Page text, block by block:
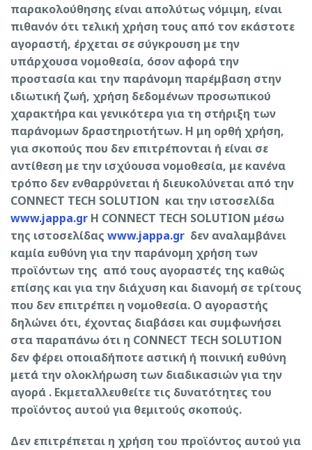
παρακολούθησης είναι απολύτως νόμιμη, είναι
πιθανόν ότι τελική χρήση τους από τον εκάστοτε
αγοραστή, έρχεται σε σύγκρουση με την
υπάρχουσα νομοθεσία, όσον αφορά την
προστασία και την παράνομη παρέμβαση στην
ιδιωτική ζωή, χρήση δεδομένων προσωπικού
χαρακτήρα και γενικότερα για τη στήριξη των
παράνομων δραστηριοτήτων. Η μη ορθή χρήση,
για σκοπούς που δεν επιτρέπονται ή είναι σε
αντίθεση με την ισχύουσα νομοθεσία, με κανένα
τρόπο δεν ενθαρρύνεται ή διευκολύνεται από την
CONNECT TECH SOLUTION και την ιστοσελίδα
www.jappa.gr Η CONNECT TECH SOLUTION μέσω
της ιστοσελίδας www.jappa.gr δεν αναλαμβάνει
καμία ευθύνη για την παράνομη χρήση των
προϊόντων της από τους αγοραστές της καθώς
επίσης και για την διάχυση και διανομή σε τρίτους
που δεν επιτρέπει η νομοθεσία. Ο αγοραστής
δηλώνει ότι, έχοντας διαβάσει και συμφωνήσει
στα παραπάνω ότι η CONNECT TECH SOLUTION
δεν φέρει οποιαδήποτε αστική ή ποινική ευθύνη
μετά την ολοκλήρωση των διαδικασιών για την
αγορά . Εκμεταλλευθείτε τις δυνατότητες του
προϊόντος αυτού για θεμιτούς σκοπούς.
Δεν επιτρέπεται η χρήση του προϊόντος αυτού για